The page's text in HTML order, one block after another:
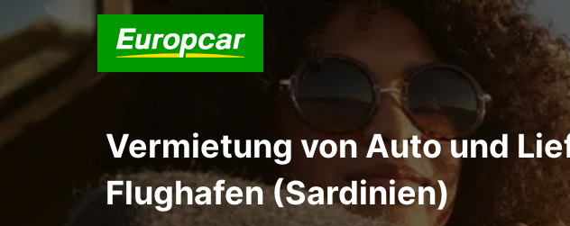
Vermietung von Auto und
Flughafen (Sardinien)